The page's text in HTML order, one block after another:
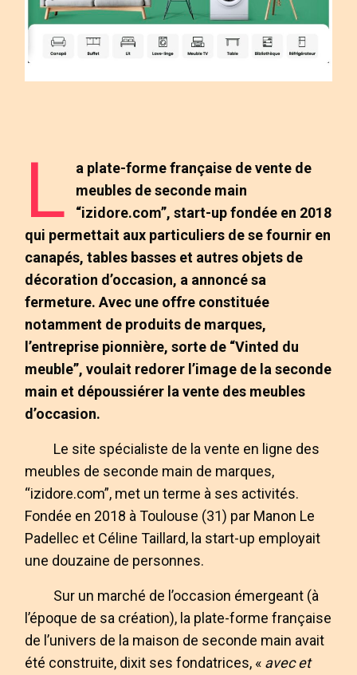
L
a plate-forme française de vente de
meubles de seconde main
“izidore.com”, start-up fondée en 2018
qui permettait aux particuliers de se fournir en
canapés, tables basses et autres objets de
décoration d’occasion, a annoncé sa
fermeture. Avec une offre constituée
notamment de produits de marques,
l’entreprise pionnière, sorte de “Vinted du
meuble”, voulait redorer l’image de la seconde
main et dépoussiérer la vente des meubles
d’occasion.
Le site spécialiste de la vente en ligne des
meubles de seconde main de marques,
“izidore.com”, met un terme à ses activités.
Fondée en 2018 à Toulouse (31) par Manon Le
Padellec et Céline Taillard, la start-up employait
une douzaine de personnes.
Sur un marché de l’occasion émergeant (à
l’époque de sa création), la plate-forme française
de l’univers de la maison de seconde main avait
été construite, dixit ses fondatrices, « avec et